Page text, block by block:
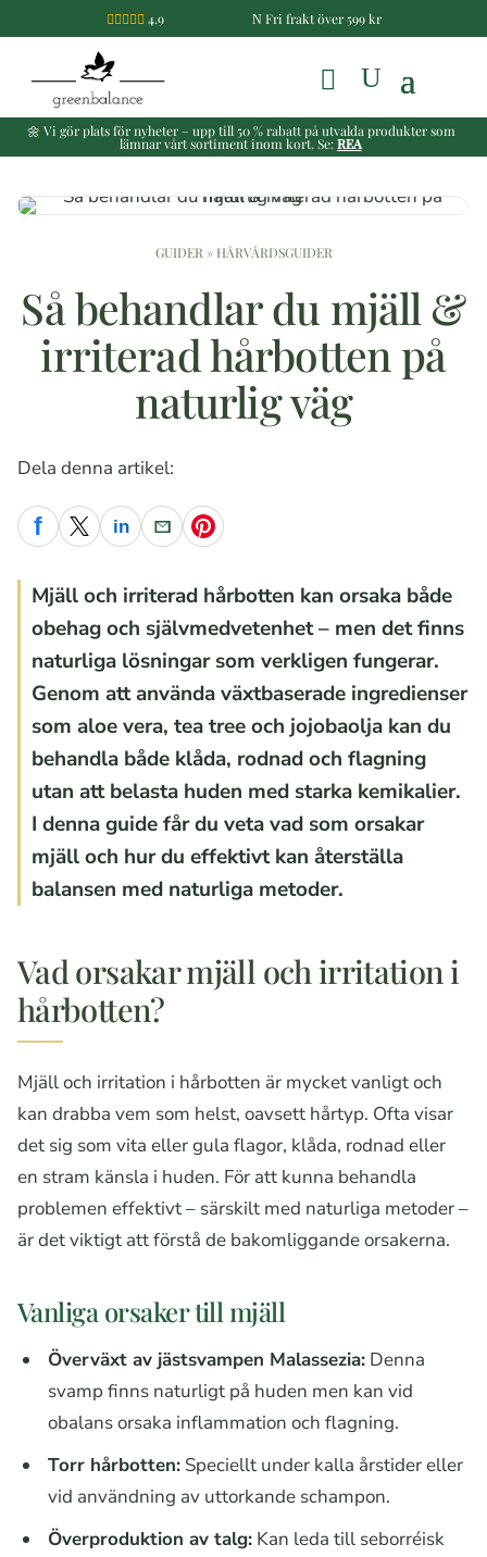
 4.9 NFri frakt över 599 kr
🌼 Vi gör plats för nyheter – upp till 50 % rabatt på utvalda produkter som
lämnar vårt sortiment inom kort. Se:REA
GUIDER» HÅRVÅRDSGUIDER
Så behandlar du mjäll &
irriterad hårbotten på
naturlig väg
Dela denna artikel:
fFacebook
X inLinkedIn
E-postPinterest
Mjäll och irriterad hårbotten kan orsaka både
obehag och självmedvetenhet – men det finns
naturliga lösningar som verkligen fungerar.
Genom att använda växtbaserade ingredienser
som aloe vera, tea tree och jojobaolja kan du
behandla både klåda, rodnad och flagning
utan att belasta huden med starka kemikalier.
I denna guide får du veta vad som orsakar
mjäll och hur du effektivt kan återställa
balansen med naturliga metoder.
Vad orsakar mjäll och irritation i
hårbotten?
Mjäll och irritation i hårbotten är mycket vanligt och
kan drabba vem som helst, oavsett hårtyp. Ofta visar
det sig som vita eller gula flagor, klåda, rodnad eller
en stram känsla i huden. För att kunna behandla
problemen effektivt – särskilt med naturliga metoder –
är det viktigt att förstå de bakomliggande orsakerna.
Vanliga orsaker till mjäll
Överväxt av jästsvampen Malassezia:Denna
svamp finns naturligt på huden men kan vid
obalans orsaka inflammation och flagning.
Torr hårbotten:Speciellt under kalla årstider eller
vid användning av uttorkande schampon.
Överproduktion av talg:Kan leda till seborréisk